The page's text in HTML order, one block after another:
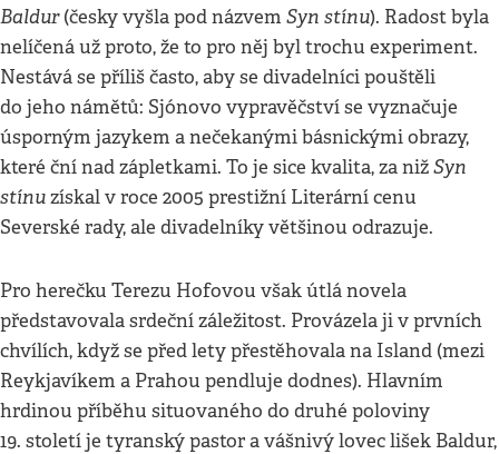
Baldur(česky vyšla pod názvem Syn stínu). Radost byla
nelíčená už proto, že to pro něj byl trochu experiment.
Nestává se příliš často, aby se divadelníci pouštěli
do jeho námětů: Sjónovo vypravěčství se vyznačuje
úsporným jazykem a nečekanými básnickými obrazy,
které ční nad zápletkami. To je sice kvalita, za nižSyn
stínuzískal v roce 2005 prestižní Literární cenu
Severské rady, ale divadelníky většinou odrazuje.
Pro herečku Terezu Hofovou však útlá novela
představovala srdeční záležitost. Provázela ji v prvních
chvílích, když se před lety přestěhovala na Island (mezi
Reykjavíkem a Prahou pendluje dodnes). Hlavním
hrdinou příběhu situovaného do druhé poloviny
19. století je tyranský pastor a vášnivý lovec lišek Baldur,